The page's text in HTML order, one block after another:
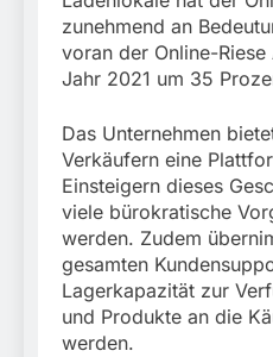
zunehmend an
voran der Online-
Jahr 2021 um 35
Das Unternehmen
Verkäufern eine
Einsteigern dieses
viele bürokratische
werden. Zudem
gesamten
Lagerkapazität zur
und Produkte an die
werden.